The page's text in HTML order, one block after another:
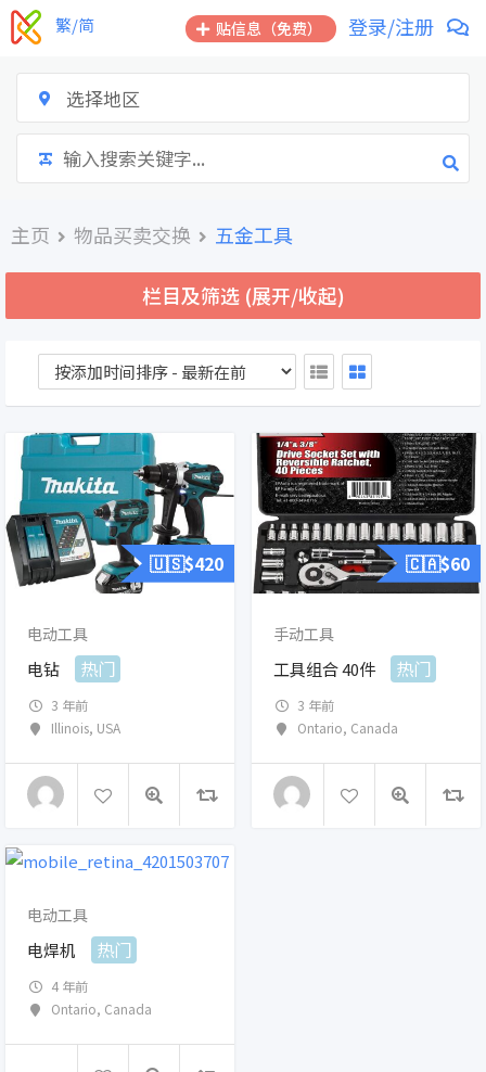
跳
到
贴信息（免费） 登录/注册
繁/简
选择地区
主页 物品买卖交换 五金工具
栏目及筛选 (展开/收起)
🇺🇸$420
电动工具
电钻 热门
3 年前
Illinois, USA
🇨🇦$60
手动工具
工具组合 40件 热门
3 年前
Ontario, Canada
电动工具
电焊机 热门
4 年前
Ontario, Canada